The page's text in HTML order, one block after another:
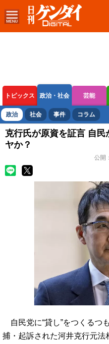
トピックス 政治・社会 芸能
ボートレース 競輪 オートレース
政治 社会 事件 コラム
克行氏が原資を証言 自
ヤか？
公開：
自民党に“貸し”をつくる
捕・起訴された河井克行元